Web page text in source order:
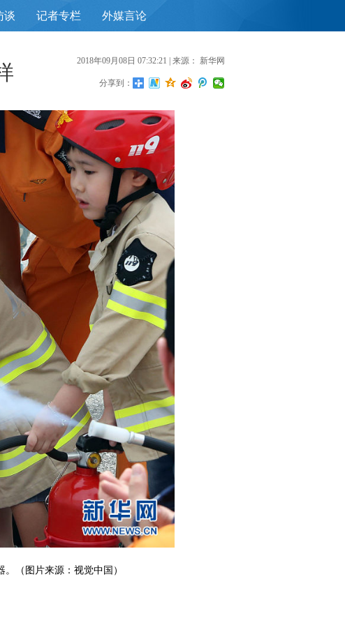
谈 记者专栏 外媒言论
2018年09月08日 07:32:21 | 来源： 新华网
分享到：
（图片来源：视觉中国）